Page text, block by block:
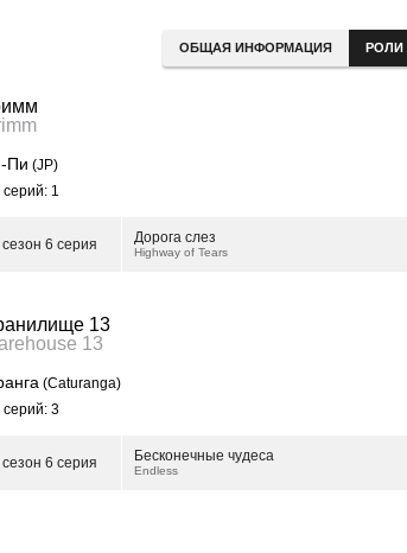
ОБЩАЯ ИНФОРМАЦИЯ РОЛИ
Пи (JP)
серий: 1
6 серия Дорога слез
Highway of Tears
13
13
(Caturanga)
серий: 3
6 серия Бесконечные чудеса
Endless